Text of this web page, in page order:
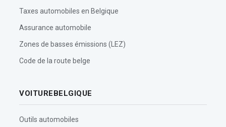
Taxes automobiles en Belgique
Assurance automobile
Zones de basses émissions (LEZ)
Code de la route belge
VOITUREBELGIQUE
Outils automobiles